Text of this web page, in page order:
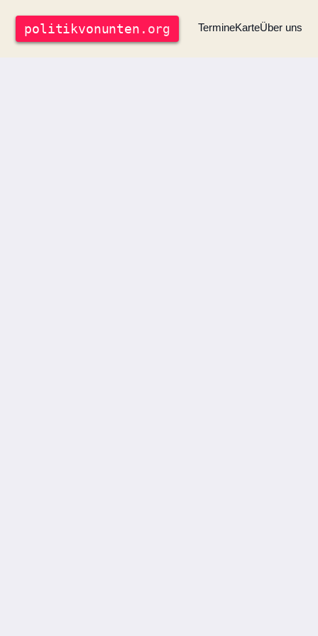
politikvonunten .org TermineKarteÜber uns